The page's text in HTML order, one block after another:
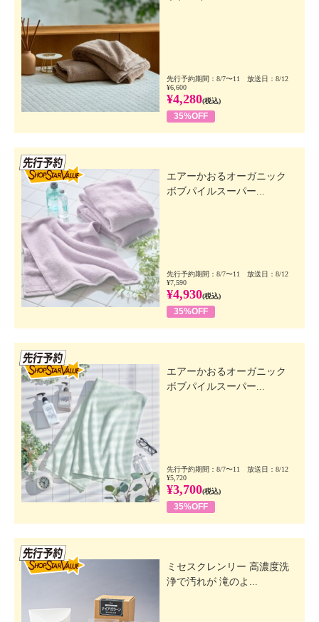
先行予約期間：8/7〜11 放送日：8/12
¥6,600
¥4,280(税込)
35%OFF
エアーかおるオーガニック
ボブパイルスーパー...
先行予約期間：8/7〜11 放送日：8/12
¥7,590
¥4,930(税込)
35%OFF
エアーかおるオーガニック
ボブパイルスーパー...
先行予約期間：8/7〜11 放送日：8/12
¥5,720
¥3,700(税込)
35%OFF
ミセスクレンリー 高濃度洗
浄で汚れが 滝のよ...